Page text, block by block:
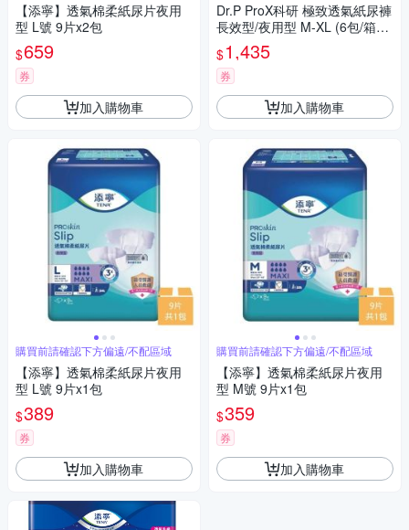
【添寧】透氣棉柔紙尿片夜用
型 L號 9片x2包
$659
券
加入購物車
購買前請確認下方偏遠/不配區域
【添寧】透氣棉柔紙尿片夜用
型 L號 9片x1包
$389
券
加入購物車
Dr.P ProX科研 極致透氣紙尿褲
長效型/夜用型 M-XL (6包/箱購,
黏貼型,成人紙尿褲)
$1,435
券
加入購物車
購買前請確認下方偏遠/不配區域
【添寧】透氣棉柔紙尿片夜用
型 M號 9片x1包
$359
券
加入購物車